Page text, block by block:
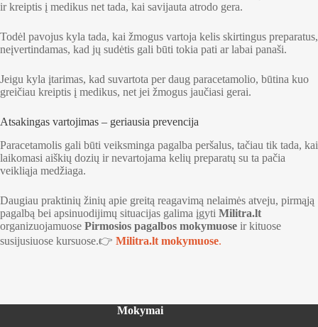
ir kreiptis į medikus net tada, kai savijauta atrodo gera.
Todėl pavojus kyla tada, kai žmogus vartoja kelis skirtingus preparatus,
neįvertindamas, kad jų sudėtis gali būti tokia pati ar labai panaši.
Jeigu kyla įtarimas, kad suvartota per daug paracetamolio, būtina kuo
greičiau kreiptis į medikus, net jei žmogus jaučiasi gerai.
Atsakingas vartojimas – geriausia prevencija
Paracetamolis gali būti veiksminga pagalba peršalus, tačiau tik tada, kai
laikomasi aiškių dozių ir nevartojama kelių preparatų su ta pačia
veikliąja medžiaga.
Daugiau praktinių žinių apie greitą reagavimą nelaimės atveju, pirmąją
pagalbą bei apsinuodijimų situacijas galima įgyti Militra.lt
organizuojamuose Pirmosios pagalbos mokymuose ir kituose
susijusiuose kursuose.👉 Militra.lt mokymuose.
Mokymai